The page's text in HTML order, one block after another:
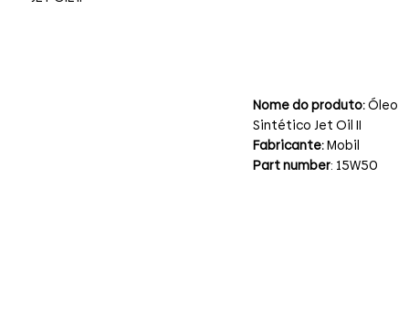
Nome do produto:Óleo
Sintético Jet Oil II
Fabricante:Mobil
Part number: 15W50